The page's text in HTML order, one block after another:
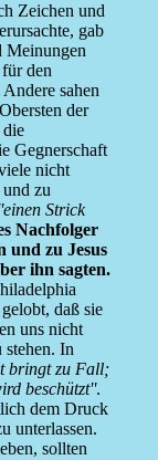
Zeichen und
gab
Meinungen
den
sahen
der
die
Gegnerschaft
nicht
zu
''einen Strick
Nachfolger
und zu Jesus
ihn sagten.
daß sie
uns nicht
stehen. In
bringt zu Fall;
beschützt''.
dem Druck
unterlassen.
sollten